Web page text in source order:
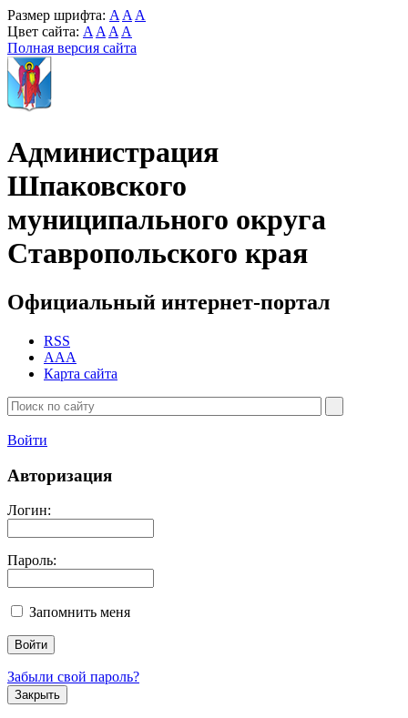
Размер шрифта: A A A
Цвет сайта: A A A A
Полная версия сайта
Администрация
Шпаковского
муниципального округа
Ставропольского края
Официальный интернет-портал
RSS
AAA
Карта сайта
Войти
Авторизация
Логин:
Пароль:
Запомнить меня
Забыли свой пароль?
Закрыть